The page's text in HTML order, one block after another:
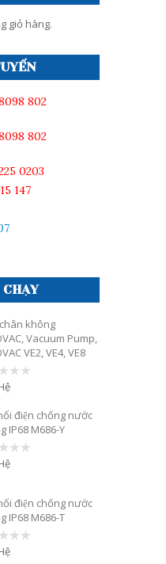
giỏ hàng.
802
802
0203
147
không
Vacuum Pump,
VE2, VE4, VE8
điện chống nước
IP68 M686-Y
điện chống nước
IP68 M686-T